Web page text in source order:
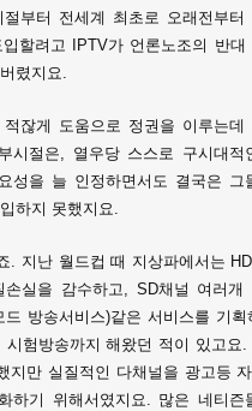
부터 전세계 최초로 오래전부터
할려고 IPTV가 언론노조의 반대
렸지요.
잖게 도움으로 정권을 이루는데
시절은, 열우당 스스로 구시대적
성을 늘 인정하면서도 결국은 그
하지 못했지요.
. 지난 월드컵 때 지상파에서는
손실을 감수하고, SD채널 여러개
드 방송서비스)같은 서비스를 기획
시험방송까지 해왔던 적이 있고요.
지만 실질적인 다채널을 광고등
하기 위해서였지요. 많은 네티즌